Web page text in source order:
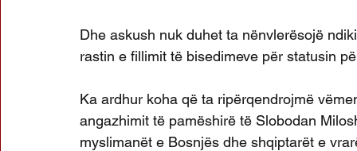
Dhe askush nuk duhet ta nënvlerësojë
rastin e fillimit të bisedimeve për statusin
Ka ardhur koha që ta ripërqendrojmë
angazhimit të pamëshirë të Slobodan
myslimanët e Bosnjës dhe shqiptarët e